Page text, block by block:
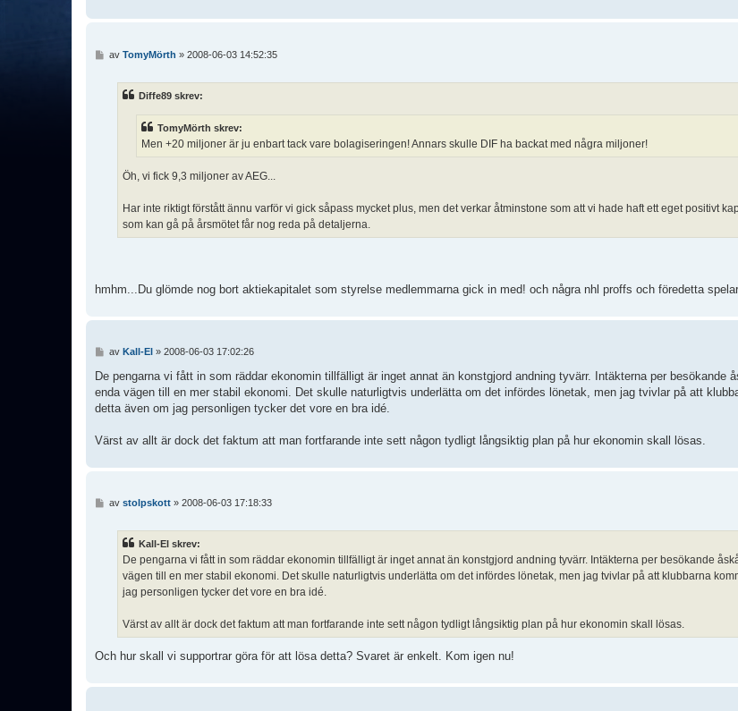
av TomyMörth » 2008-06-03 14:52:35
Diffe89 skrev:
TomyMörth skrev:
Men +20 miljoner är ju enbart tack vare bolagiseringen! Annars skulle DIF ha backat med några miljoner!
Öh, vi fick 9,3 miljoner av AEG...
Har inte riktigt förstått ännu varför vi gick såpass mycket plus, men det verkar åtminstone som att vi hade haft ett eget positivt
som kan gå på årsmötet får nog reda på detaljerna.
hmhm...Du glömde nog bort aktiekapitalet som styrelse medlemmarna gick in med! och några nhl proffs och föredetta
l
g
g
av Kall-El» 2008-06-03 17:02:26
De pengarna vi fått in som räddar ekonomin tillfälligt är inget annat än konstgjord andning tyvärr. Intäkterna per besökande
enda vägen till en mer stabil ekonomi. Det skulle naturligtvis underlätta om det infördes lönetak, men jag tvivlar på att
detta även om jag personligen tycker det vore en bra idé.
Värst av allt är dock det faktum att man fortfarande inte sett någon tydligt långsiktig plan på hur ekonomin skall lösas.
av stolpskott» 2008-06-03 17:18:33
Kall-El skrev:
De pengarna vi fått in som räddar ekonomin tillfälligt är inget annat än konstgjord andning tyvärr. Intäkterna per besökande
vägen till en mer stabil ekonomi. Det skulle naturligtvis underlätta om det infördes lönetak, men jag tvivlar på att klubbarna
jag personligen tycker det vore en bra idé.
Värst av allt är dock det faktum att man fortfarande inte sett någon tydligt långsiktig plan på hur ekonomin skall lösas.
Och hur skall vi supportrar göra för att lösa detta? Svaret är enkelt. Kom igen nu!